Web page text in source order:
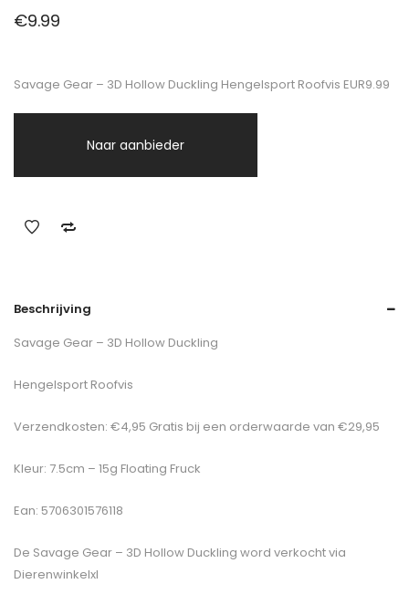
€9.99
Savage Gear – 3D Hollow Duckling Hengelsport Roofvis EUR9.99
Naar aanbieder
Beschrijving
Savage Gear – 3D Hollow Duckling
Hengelsport Roofvis
Verzendkosten: €4,95 Gratis bij een orderwaarde van €29,95
Kleur: 7.5cm – 15g Floating Fruck
Ean: 5706301576118
De Savage Gear – 3D Hollow Duckling word verkocht via
Dierenwinkelxl